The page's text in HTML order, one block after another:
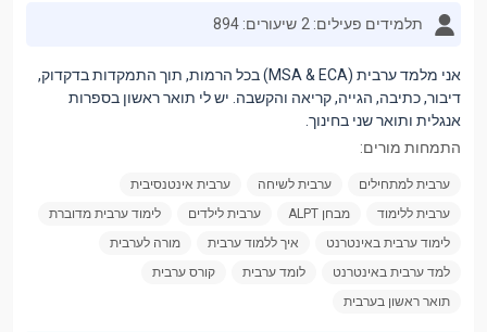
תלמידים פעילים: 2 שיעורים: 894
אני מלמד ערבית (MSA & ECA) בכל הרמות, תוך התמקדות בדקדוק,
דיבור, כתיבה, הגייה, קריאה והקשבה. יש לי תואר ראשון בספרות
אנגלית ותואר שני בחינוך.
התמחות מורים:
ערבית למתחילים ערבית לשיחה
ערבית אינטנסיבית
ערבית ללימוד
מבחן ALPT ערבית לילדים
לימוד ערבית מדוברת
לימוד ערבית באינטרנט
איך ללמוד ערבית
מורה לערבית
למד ערבית באינטרנט
לומד ערבית
קורס ערבית
תואר ראשון בערבית